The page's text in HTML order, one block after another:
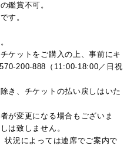
鑑賞不可。
す。
ケットをご購入の上、事前にキ
200-888（11:00-18:00／日祝
き、チケットの払い戻しはいた
が変更になる場合もございま
は致しません。
況によっては連席でご案内で